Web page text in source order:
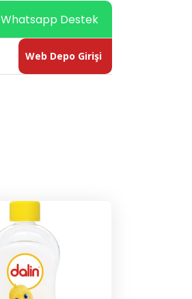
Whatsapp Destek
Web Depo Girişi